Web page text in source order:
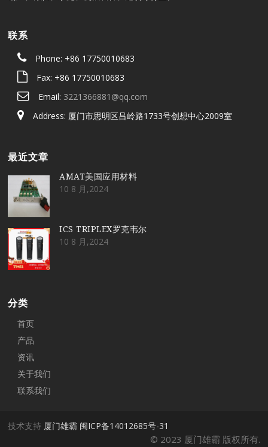
联系
Phone: +86 17750010683
Fax: +86 17750010683
Email: 3221366881@qq.com
Address: 厦门市思明区吕岭路1733号创想中心2009室
最近文章
AMAT美国应用材料
10 8 月,2024
ICS TRIPLEX罗克韦尔
10 8 月,2024
分类
首页
产品
资讯
关于我们
联系我们
技术支持 厦门雄霸 闽ICP备14012685号-31
© 2023 厦门雄霸 版权所有.